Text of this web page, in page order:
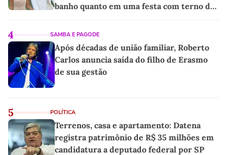
banho quanto em uma festa com terno de
4 SAMBA E PAGODE
Após décadas de união familiar, Roberto
Carlos anuncia saída do filho de Erasmo
de sua gestão
5 POLÍTICA
Terrenos, casa e apartamento: Datena
registra patrimônio de R$ 35 milhões em
candidatura a deputado federal por SP